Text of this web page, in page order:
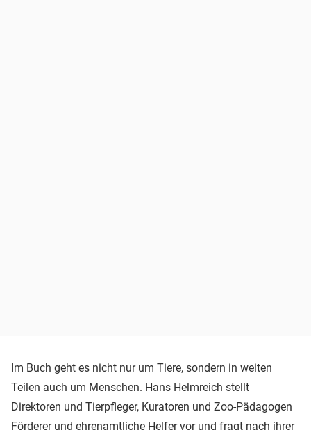
Im Buch geht es nicht nur um Tiere, sondern in weiten
Teilen auch um Menschen. Hans Helmreich stellt
Direktoren und Tierpfleger, Kuratoren und Zoo-Pädagogen
Förderer und ehrenamtliche Helfer vor und fragt nach ihrer